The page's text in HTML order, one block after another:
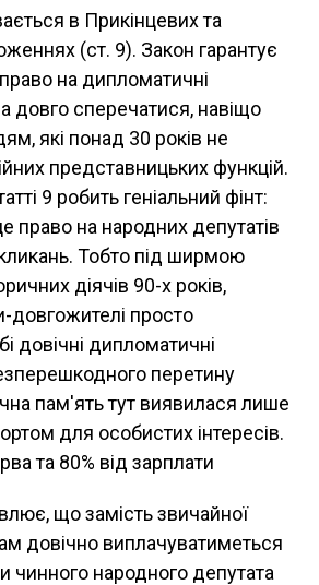
в Прикінцевих та
(ст. 9). Закон гарантує
на дипломатичні
довго сперечатися, навіщо
які понад 30 років не
представницьких функцій.
9 робить геніальний фінт:
право на народних депутатів
Тобто під ширмою
діячів 90-х років,
довгожителі просто
довічні дипломатичні
перетину
пам'ять тут виявилася лише
для особистих інтересів.
та 80% від зарплати
що замість звичайної
довічно виплачуватиметься
чинного народного депутата